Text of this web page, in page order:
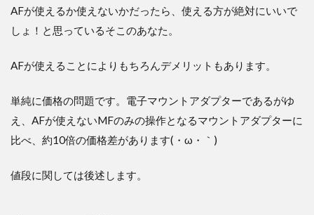
AFが使えるか使えないかだったら、使える方が絶対にいいで
しょ！と思っているそこのあなた。
AFが使えることによりもちろんデメリットもあります。
単純に価格の問題です。電子マウントアダプターであるがゆ
え、AFが使えないMFのみの操作となるマウントアダプターに
比べ、約10倍の価格差があります(・ω・｀)
値段に関しては後述します。